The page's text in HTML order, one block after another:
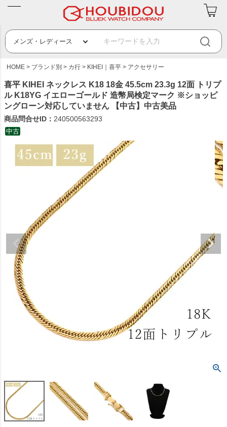
HOME ブランド別 カ行 KIHEI｜喜平 アクセサリー
喜平 KIHEI ネックレス K18 18金 45.5cm 23.3g 12面 トリプ
ル K18YG イエローゴールド 造幣局検定マーク ※ショッピ
ングローン対応していません 【中古】中古美品
商品問合せID： 240500563293
中古